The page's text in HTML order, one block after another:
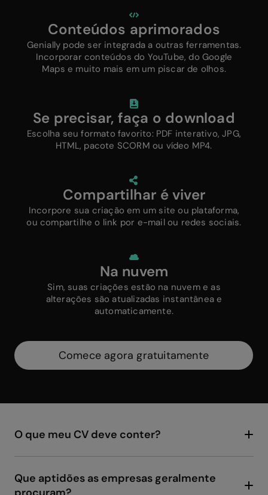
Conteúdos aprimorados
Genially pode ser integrada a outras ferramentas.
Incorporar conteúdos do YouTube, do Google
Maps e muito mais em um piscar de olhos.
Se precisar, faça o download
Escolha seu formato favorito: PDF interativo, JPG,
HTML, pacote SCORM ou vídeo MP4.
Compartilhar é viver
Incorpore sua criação em um site ou plataforma,
ou compartilhe o link por e-mail ou redes sociais.
Na nuvem
Sim, suas criações estão na nuvem e as
alterações são atualizadas instantânea e
automaticamente.
Comece agora gratuitamente
O que meu CV deve conter?
Seu CV deve incluir informações essenciais
e competências relevantes. Com Genially, você
Que aptidões as empresas geralmente